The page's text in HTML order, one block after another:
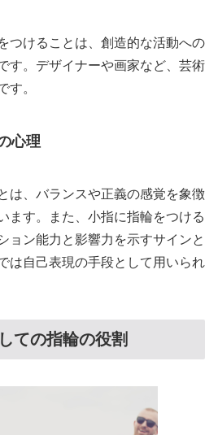
つけることは、創造的な活動への
す。デザイナーや画家など、芸術
す。
心理
は、バランスや正義の感覚を象徴
ます。また、小指に指輪をつける
ョン能力と影響力を示すサインと
は自己表現の手段として用いられ
ての指輪の役割